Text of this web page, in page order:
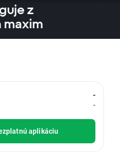
z
maxim
-
-
aplikáciu